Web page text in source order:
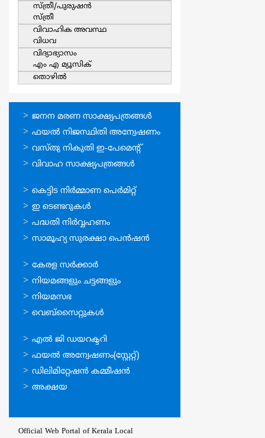
സ്ത്രീ/പുരുഷന്‍
സ്ത്രീ
വിവാഹിക അവസ്ഥ
വിധവ
വിദ്യാഭ്യാസം
എം എ മ്യൂസിക്‌
തൊഴില്‍
ഓണ്‍ലൈന്‍
സേവനങ്ങള്‍
ജനന മരണ സാക്ഷ്യപത്രങ്ങള്‍
ഫയല്‍ നിജസ്ഥിതി അന്വേഷണം
വസ്തു നികുതി ഇ-പേമെന്റ്
വിവാഹ സാക്ഷ്യപത്രങ്ങള്‍
ഓണ്‍ലൈന്‍
സേവനങ്ങള്‍
കെട്ടിട നിര്‍മ്മാണ പെര്‍മിറ്റ്‌
ഇ ടെണ്ടറുകള്‍
പദ്ധതി നിര്‍വ്വഹണം
സാമൂഹ്യ സുരക്ഷാ പെന്‍ഷന്‍
ഉപയോഗപ്രദമായ
കണ്ണികള്‍
കേരള സര്‍ക്കാര്‍
നിയമങ്ങളും ചട്ടങ്ങളും
നിയമസഭ
വെബ്സൈറ്റുകള്‍
ഉപയോഗപ്രദമായ
കണ്ണികള്‍
എല്‍ ജി ഡയറക്ടറി
ഫയല്‍ അന്വേഷണം(സ്റ്റേറ്റ്)
ഡിലിമിറ്റേഷന്‍ കമ്മീഷന്‍
അക്ഷയ
Official Web Portal of Kerala Local